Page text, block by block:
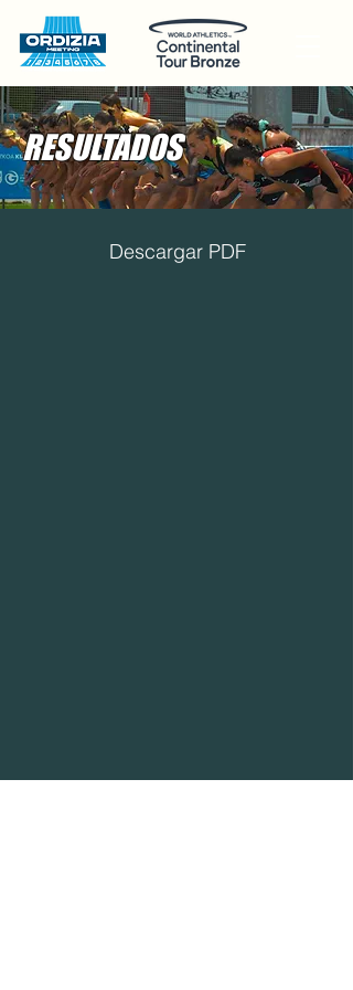
RESULTADOS
Descargar PDF